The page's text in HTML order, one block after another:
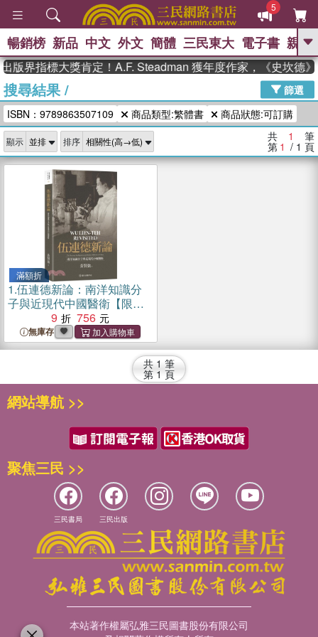
5
GO
高希均教授回憶錄
、 The Odyssey 、 父親節 、 如果歷
史是一群喵 、 暑期推薦 、 國際布克
獎 臺灣漫遊錄 、 方念華 、 台灣的李
登輝時代
數學女孩：黎曼猜想 、
偉大的迷走神經
暢銷榜 新品 中文 外文 簡體 三民東大 電子書 親子
版界指標大獎肯定！A.F. Steadman 獲年度作家，《史坎德
搜尋結果/
篩選
ISBN：9789863507109
商品類型:繁體書 商品狀態:可訂購
顯示 排序 共 1 筆
第 1 / 1 頁
滿額折
1.伍連德新論：南洋知識分
子與近現代中國醫衛【限量
精裝版】9 756
無庫存
共 1 筆
第 1 頁
網站導航 >>
聚焦三民 >>
三民書局 三民出版
本站著作權屬弘雅三民圖書股份有限公司